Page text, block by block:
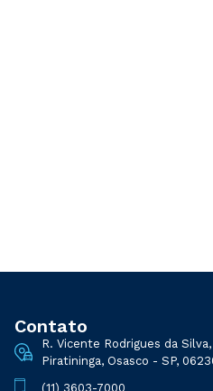
Contato
R. Vicente Rodrigues da
Piratininga, Osasco - SP,
(11) 3603-7000